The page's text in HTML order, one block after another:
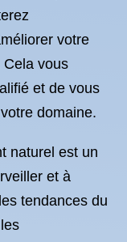
votre
Cela vous
et de vous
domaine.
naturel est un
et à
tendances du